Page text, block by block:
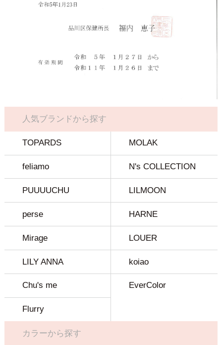
人気ブランドから探す
TOPARDS MOLAK
feliamo N's COLLECTION
PUUUUCHU LILMOON
perse HARNE
Mirage LOUER
LILY ANNA koiao
Chu's me EverColor
Flurry
カラーから探す